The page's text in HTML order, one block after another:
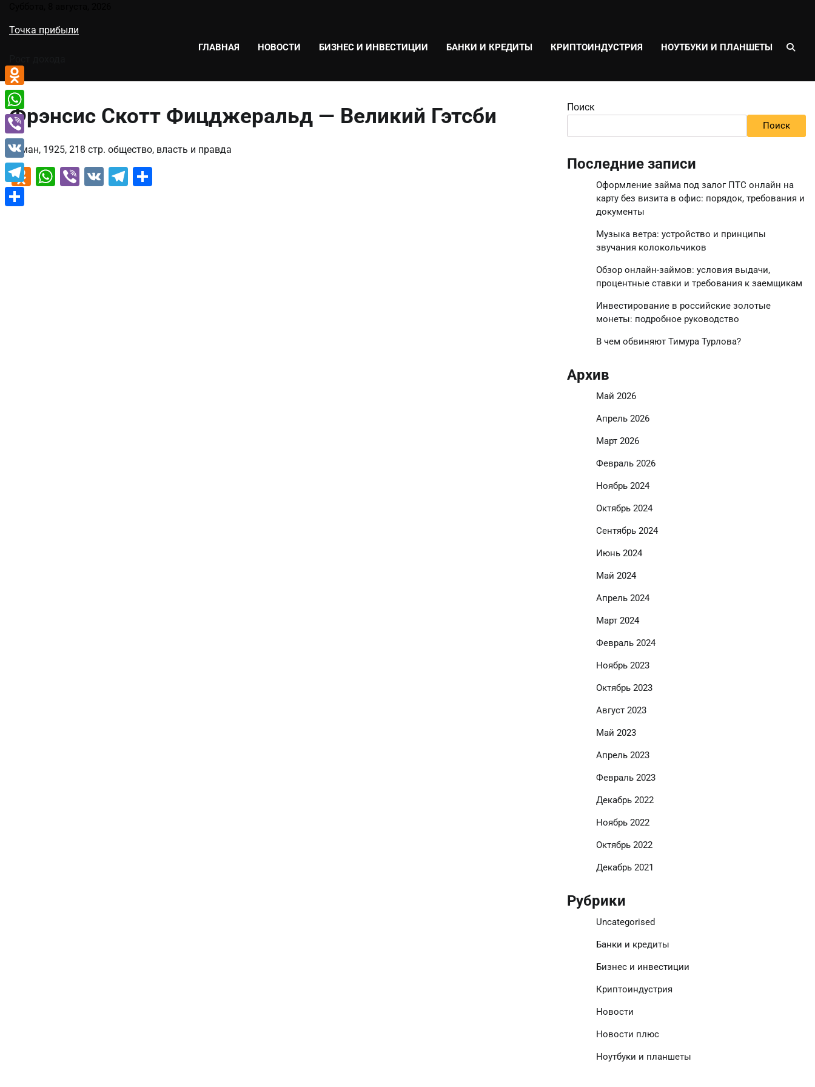
содержимому
Точка прибыли
ГЛАВНАЯ НОВОСТИ БИЗНЕС И ИНВЕСТИЦИИ БАНКИ И КРЕДИТЫ КРИПТОИНДУСТРИЯ НОУТБУКИ И ПЛАНШЕТЫ
Фрэнсис Скотт Фицджеральд — Великий Гэтсби
Роман, 1925, 218 стр. общество, власть и правда
Odnoklassniki
WhatsApp
Viber
VK Telegram
Поиск
Поиск
Последние записи
Оформление займа под залог ПТС онлайн на
карту без визита в офис: порядок, требования и
документы
Музыка ветра: устройство и принципы
звучания колокольчиков
Обзор онлайн-займов: условия выдачи,
процентные ставки и требования к заемщикам
Инвестирование в российские золотые
монеты: подробное руководство
В чем обвиняют Тимура Турлова?
Архив
Май 2026
Апрель 2026
Март 2026
Февраль 2026
Ноябрь 2024
Октябрь 2024
Сентябрь 2024
Июнь 2024
Май 2024
Апрель 2024
Март 2024
Февраль 2024
Ноябрь 2023
Октябрь 2023
Август 2023
Май 2023
Апрель 2023
Февраль 2023
Декабрь 2022
Ноябрь 2022
Октябрь 2022
Декабрь 2021
Рубрики
Uncategorised
Банки и кредиты
Бизнес и инвестиции
Криптоиндустрия
Новости
Новости плюс
Ноутбуки и планшеты
Odnoklassniki
WhatsApp
Viber
VK
Telegram